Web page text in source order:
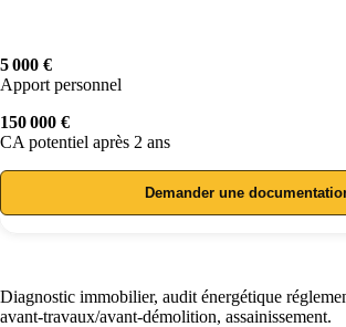
5 000 €
Apport personnel
150 000 €
CA potentiel après 2 ans
Demander une
Diagnostic immobilier, audit énergétique
avant-travaux/avant-démolition, assainissement.